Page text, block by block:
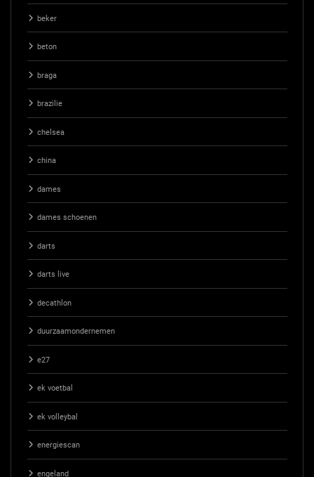
beker
beton
braga
brazilie
chelsea
china
dames
dames schoenen
darts
darts live
decathlon
duurzaamondernemen
e27
ek voetbal
ek volleybal
energiescan
engeland